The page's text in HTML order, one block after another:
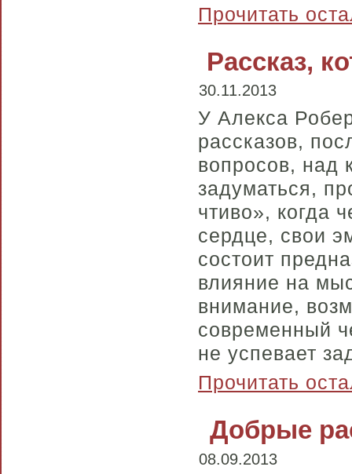
Прочитать
Рассказ,
30.11.2013
У Алекса
рассказов,
вопросов, над
задуматься,
чтиво», когда
сердце, свои
состоит
влияние на
внимание,
современный
не успевает
Прочитать
Добрые
08.09.2013